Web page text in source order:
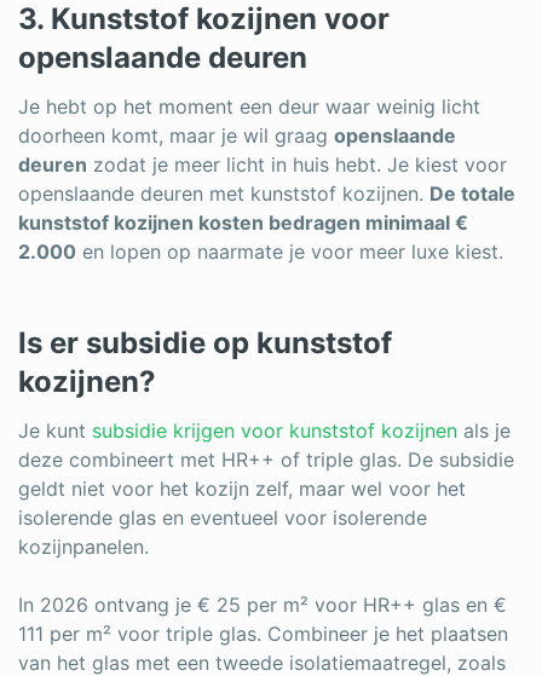
3. Kunststof kozijnen voor
openslaande deuren
Je hebt op het moment een deur waar weinig licht
doorheen komt, maar je wil graag openslaande
deuren zodat je meer licht in huis hebt. Je kiest voor
openslaande deuren met kunststof kozijnen. De totale
kunststof kozijnen kosten bedragen minimaal €
2.000 en lopen op naarmate je voor meer luxe kiest.
Is er subsidie op kunststof
kozijnen?
Je kunt subsidie krijgen voor kunststof kozijnen als je
deze combineert met HR++ of triple glas. De subsidie
geldt niet voor het kozijn zelf, maar wel voor het
isolerende glas en eventueel voor isolerende
kozijnpanelen.
In 2026 ontvang je € 25 per m² voor HR++ glas en €
111 per m² voor triple glas. Combineer je het plaatsen
van het glas met een tweede isolatiemaatregel, zoals